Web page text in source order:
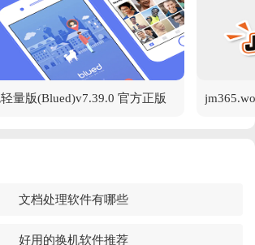
量版(Blued)v7.39.0 官方正版
文档处理软件有哪些
好用的换机软件推荐